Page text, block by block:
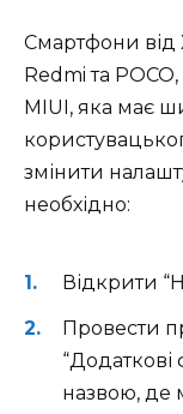
Смартфони від
Redmi та
MIUI, яка має
змінити
необхідно:
Відкрити
Провести
“Додаткові
назвою, де